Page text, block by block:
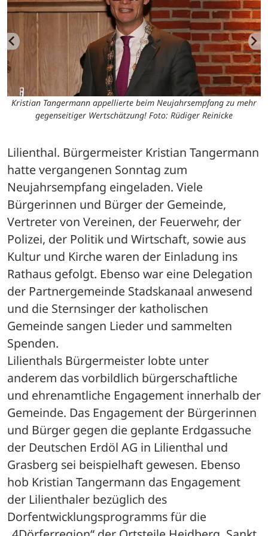
Kristian Tangermann appellierte beim Neujahrsempfang zu mehr
gegenseitiger Wertschätzung! Foto: Rüdiger Reinicke
Lilienthal. Bürgermeister Kristian Tangermann
hatte vergangenen Sonntag zum
Neujahrsempfang eingeladen. Viele
Bürgerinnen und Bürger der Gemeinde,
Vertreter von Vereinen, der Feuerwehr, der
Polizei, der Politik und Wirtschaft, sowie aus
Kultur und Kirche waren der Einladung ins
Rathaus gefolgt. Ebenso war eine Delegation
der Partnergemeinde Stadskanaal anwesend
und die Sternsinger der katholischen
Gemeinde sangen Lieder und sammelten
Spenden.
Lilienthals Bürgermeister lobte unter
anderem das vorbildlich bürgerschaftliche
und ehrenamtliche Engagement innerhalb der
Gemeinde. Das Engagement der Bürgerinnen
und Bürger gegen die geplante Erdgassuche
der Deutschen Erdöl AG in Lilienthal und
Grasberg sei beispielhaft gewesen. Ebenso
hob Kristian Tangermann das Engagement
der Lilienthaler bezüglich des
Dorfentwicklungsprogramms für die